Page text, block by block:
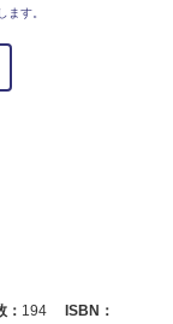
す。
： 194
ISBN：